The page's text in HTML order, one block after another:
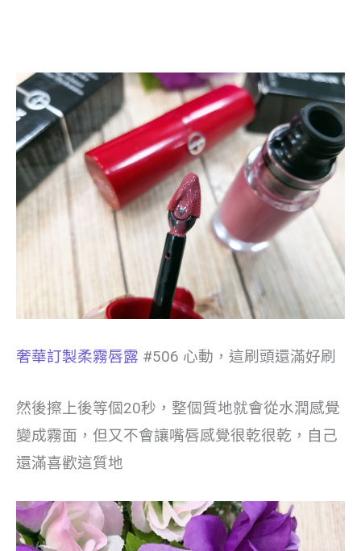
奢華訂製柔霧唇露 #506 心動，這刷頭還滿好刷
然後擦上後等個20秒，整個質地就會從水潤感覺
變成霧面，但又不會讓嘴唇感覺很乾很乾，自己
還滿喜歡這質地